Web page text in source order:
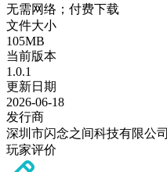
无需网络；付费下载
文件大小
105MB
当前版本
1.0.1
更新日期
2026-06-18
发行商
深圳市闪念之间科技有限公司
玩家评价